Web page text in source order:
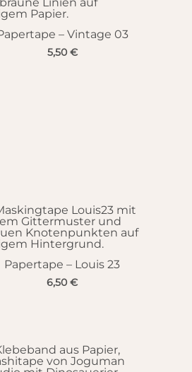
– Vintage 03
5,50 €
Papertape – Louis 23
6,50 €